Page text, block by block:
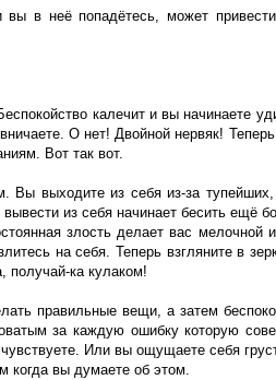
в неё попадётесь, может
калечит и вы начинаете
О нет! Двойной нервяк!
Вот так вот.
Вы выходите из себя из-за
из себя начинает бесить ещё
злость делает вас мелочной
на себя. Теперь взгляните в
получай-ка кулаком!
правильные вещи, а затем
за каждую ошибку которую
Или вы ощущаете себя
когда вы думаете об этом.